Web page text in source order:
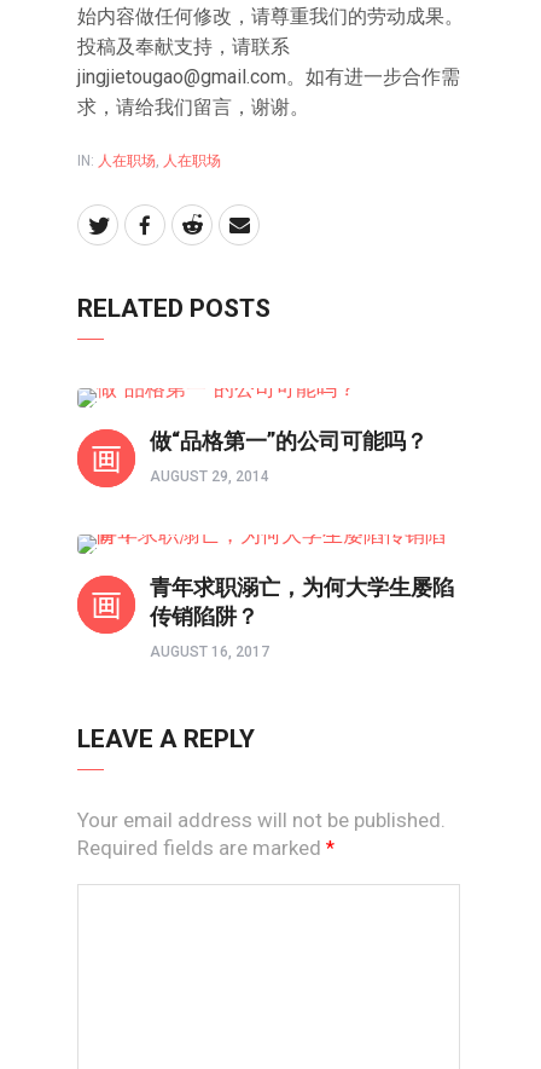
始内容做任何修改，请尊重我们的劳动成果。
投稿及奉献支持，请联系
jingjietougao@gmail.com。如有进一步合作需
求，请给我们留言，谢谢。
IN: 人在职场, 人在职场
RELATED POSTS
做“品格第一”的公司可能吗？
AUGUST 29, 2014
青年求职溺亡，为何大学生屡陷
传销陷阱？
AUGUST 16, 2017
LEAVE A REPLY
Your email address will not be published.
Required fields are marked *